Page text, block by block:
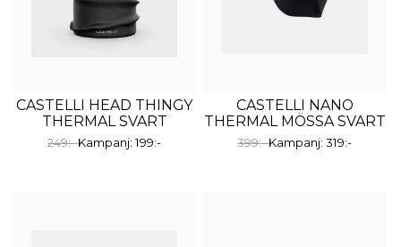
CASTELLI HEAD THINGY
THERMAL SVART
249:-Kampanj: 199:-
CASTELLI NANO
THERMAL MÖSSA SVART
399:-Kampanj: 319:-